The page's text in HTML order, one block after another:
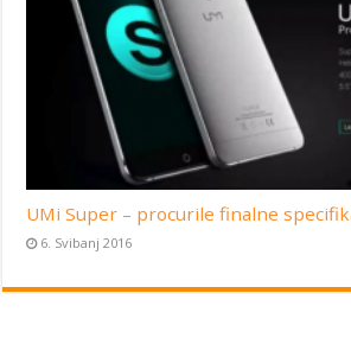
UMi Super – procurile finalne
6. Svibanj 2016